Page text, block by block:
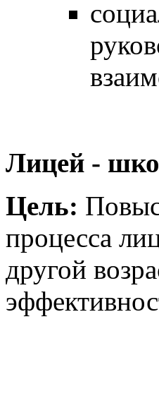
Лицей -
Цель:
процесса
другой